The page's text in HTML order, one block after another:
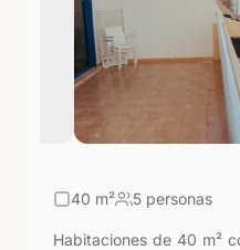
40 m² 5 personas
Habitaciones de 40 m²